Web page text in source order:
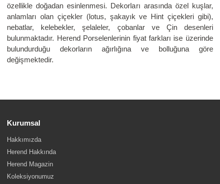
özellikle doğadan esinlenmesi. Dekorları arasında özel kuşlar,
anlamları olan çiçekler (lotus, şakayık ve Hint çiçekleri gibi),
nebatlar, kelebekler, şelaleler, çobanlar ve Çin desenleri
bulunmaktadır. Herend Porselenlerinin fiyat farkları ise üzerinde
bulundurduğu dekorların ağırlığına ve bolluğuna göre
değişmektedir.
Kurumsal
Hakkımızda
Herend Hakkında
Herend Magazin
Koleksiyonumuz